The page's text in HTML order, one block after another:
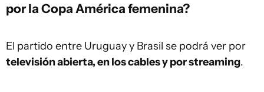
por la Copa América femenina?
El partido entre Uruguay y Brasil se podrá ver por
televisión abierta, en los cables y por streaming.